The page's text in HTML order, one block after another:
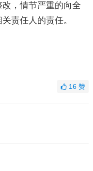
，情节严重的向全
责任人的责任。
16赞